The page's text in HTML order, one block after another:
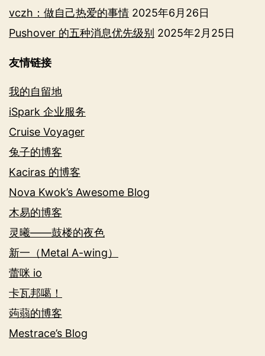
vczh：做自己热爱的事情 2025年6月26日
Pushover 的五种消息优先级别 2025年2月25日
友情链接
我的自留地
iSpark 企业服务
Cruise Voyager
兔子的博客
Kaciras 的博客
Nova Kwok’s Awesome Blog
木易的博客
灵曦——鼓楼的夜色
新一（Metal A-wing）
蕾咪 io
卡瓦邦噶！
蒟蒻的博客
Mestrace’s Blog